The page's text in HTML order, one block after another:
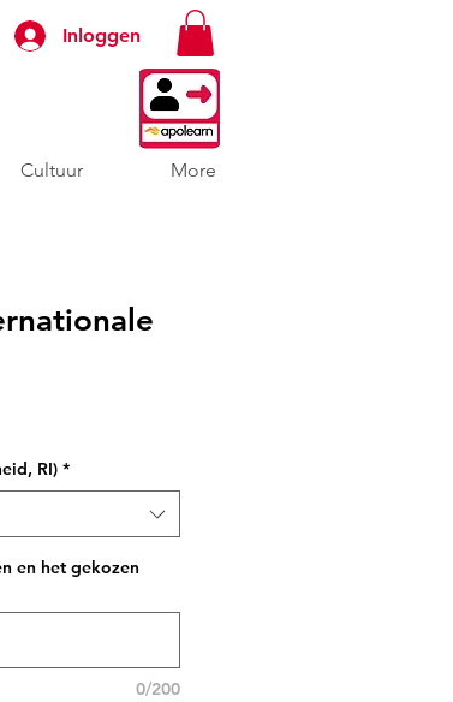
Inloggen
Cultuur More
RI) *
en het gekozen
0/200